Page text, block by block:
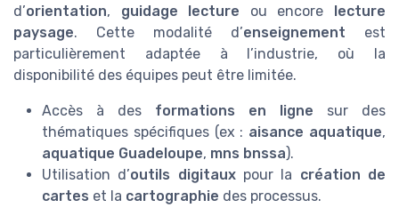
d’orientation, guidage lecture ou encore lecture
paysage. Cette modalité d’enseignement est
particulièrement adaptée à l’industrie, où la
disponibilité des équipes peut être limitée.
Accès à des formations en ligne sur des
thématiques spécifiques (ex : aisance aquatique,
aquatique Guadeloupe, mns bnssa).
Utilisation d’outils digitauxpour la création de
cartes et la cartographie des processus.